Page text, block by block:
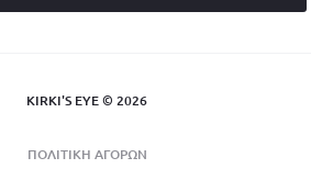
KIRKI'S EYE © 2026
ΠΟΛΙΤΙΚΗ ΑΓΟΡΩΝ